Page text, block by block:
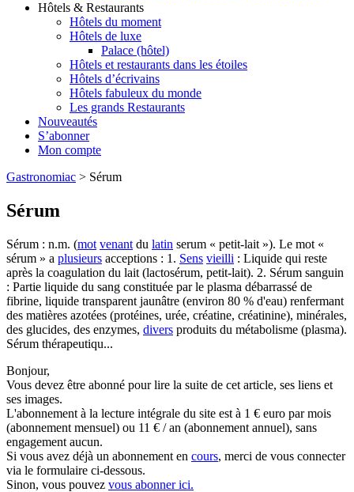
Hôtels & Restaurants
Hôtels du moment
Hôtels de luxe
Palace (hôtel)
Hôtels et restaurants dans les étoiles
Hôtels d’écrivains
Hôtels fabuleux du monde
Les grands Restaurants
Nouveautés
S’abonner
Mon compte
Gastronomiac > Sérum
Sérum
Sérum : n.m. (mot venant du latin serum « petit-lait »). Le mot «
sérum » a plusieurs acceptions : 1. Sens vieilli : Liquide qui reste
après la coagulation du lait (lactosérum, petit-lait). 2. Sérum sanguin
: Partie liquide du sang constituée par le plasma débarrassé de
fibrine, liquide transparent jaunâtre (environ 80 % d'eau) renfermant
des matières azotées (protéines, urée, créatine, créatinine), minérales,
des glucides, des enzymes, divers produits du métabolisme (plasma).
Sérum thérapeutiqu...
Bonjour,
Vous devez être abonné pour lire la suite de cet article, ses liens et
ses images.
L'abonnement à la lecture intégrale du site est à 1 € euro par mois
(abonnement mensuel) ou 11 € / an (abonnement annuel), sans
engagement aucun.
Si vous avez déjà un abonnement en cours, merci de vous connecter
via le formulaire ci-dessous.
Sinon, vous pouvez vous abonner ici.